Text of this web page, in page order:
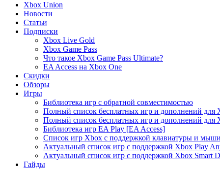
Xbox Union
Новости
Статьи
Подписки
Xbox Live Gold
Xbox Game Pass
Что такое Xbox Game Pass Ultimate?
EA Access на Xbox One
Скидки
Обзоры
Игры
Библиотека игр с обратной совместимостью
Полный список бесплатных игр и дополнений для
Полный список бесплатных игр и дополнений для
Библиотека игр EA Play [EA Access]
Список игр Xbox c поддержкой клавиатуры и мыши
Актуальный список игр с поддержкой Xbox Play
Актуальный список игр с поддержкой Xbox Smart
Гайды